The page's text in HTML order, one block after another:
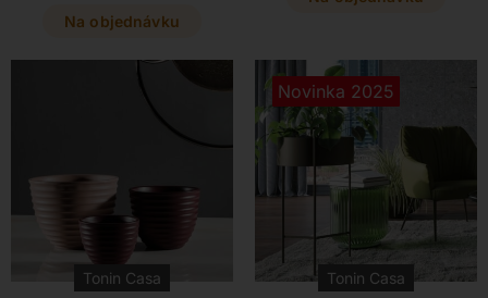
x 17 x 140 cm představuje
interiér.
Na objednávku
psací potřeby.
Tonin Casa
Novinka 2025
Tonin Casa